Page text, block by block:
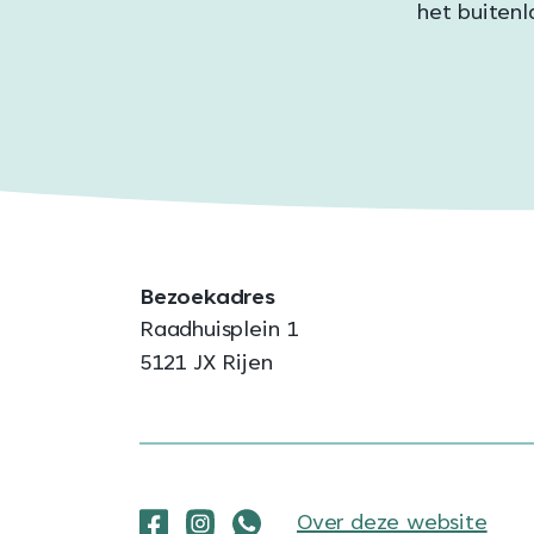
het
Bezoekadres
Raadhuisplein 1
5121 JX Rijen
Over deze website